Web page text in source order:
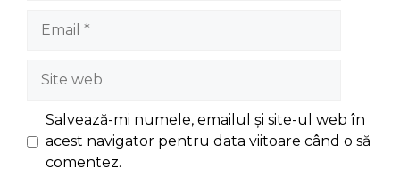
Site
web
Salvează-mi numele, emailul și site-ul web în
acest navigator pentru data viitoare când o să
comentez.